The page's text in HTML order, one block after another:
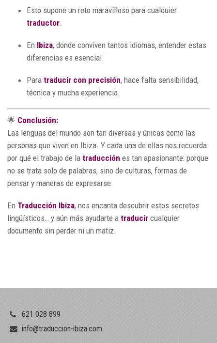
Esto supone un reto maravilloso para cualquier
traductor.
En Ibiza, donde conviven tantos idiomas, entender estas
diferencias es esencial.
Para traducir con precisión, hace falta sensibilidad,
técnica y mucha experiencia.
🌟 Conclusión:
Las lenguas del mundo son tan diversas y únicas como las
personas que viven en Ibiza. Y cada una de ellas nos recuerda
por qué el trabajo de la traducción es tan apasionante: porque
no se trata solo de palabras, sino de culturas, formas de
pensar y maneras de expresarse.
En Traducción Ibiza, nos encanta descubrir estos secretos
lingüísticos… y aún más ayudarte a traducir cualquier
documento sin perder ni un matiz.
621 028 899
info@traduccion-ibiza.com